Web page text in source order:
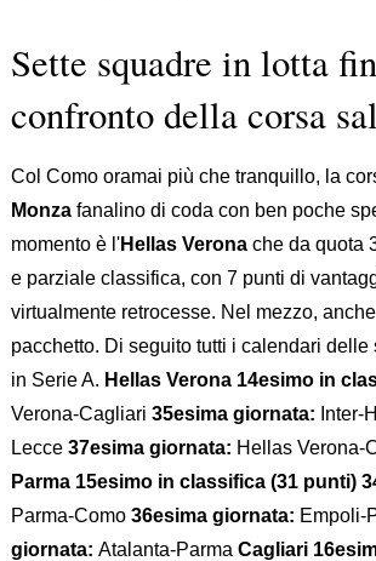
Sette squadre in lotta
confronto della corsa
Col Como oramai più che tranquillo, la
Monza fanalino di coda con ben poche
momento è l'Hellas Verona che da quota
e parziale classifica, con 7 punti di
virtualmente retrocesse. Nel mezzo, anche
pacchetto. Di seguito tutti i calendari
in Serie A. Hellas Verona 14esimo in
Verona-Cagliari 35esima giornata: Inter-
Lecce 37esima giornata: Hellas Verona-
Parma 15esimo in classifica (31 punti)
Parma-Como 36esima giornata: Empoli-
giornata: Atalanta-Parma Cagliari